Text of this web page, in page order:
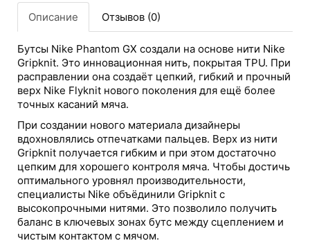
Описание Отзывов (0)
Бутсы Nike Phantom GX создали на основе нити Nike
Gripknit. Это инновационная нить, покрытая TPU. При
расправлении она создаёт цепкий, гибкий и прочный
верх Nike Flyknit нового поколения для ещё более
точных касаний мяча.
При создании нового материала дизайнеры
вдохновлялись отпечатками пальцев. Верх из нити
Gripknit получается гибким и при этом достаточно
цепким для хорошего контроля мяча. Чтобы достичь
оптимального уровнял производительности,
специалисты Nike объёдинили Gripknit с
высокопрочными нитями. Это позволило получить
баланс в ключевых зонах бутс между сцеплением и
чистым контактом с мячом.